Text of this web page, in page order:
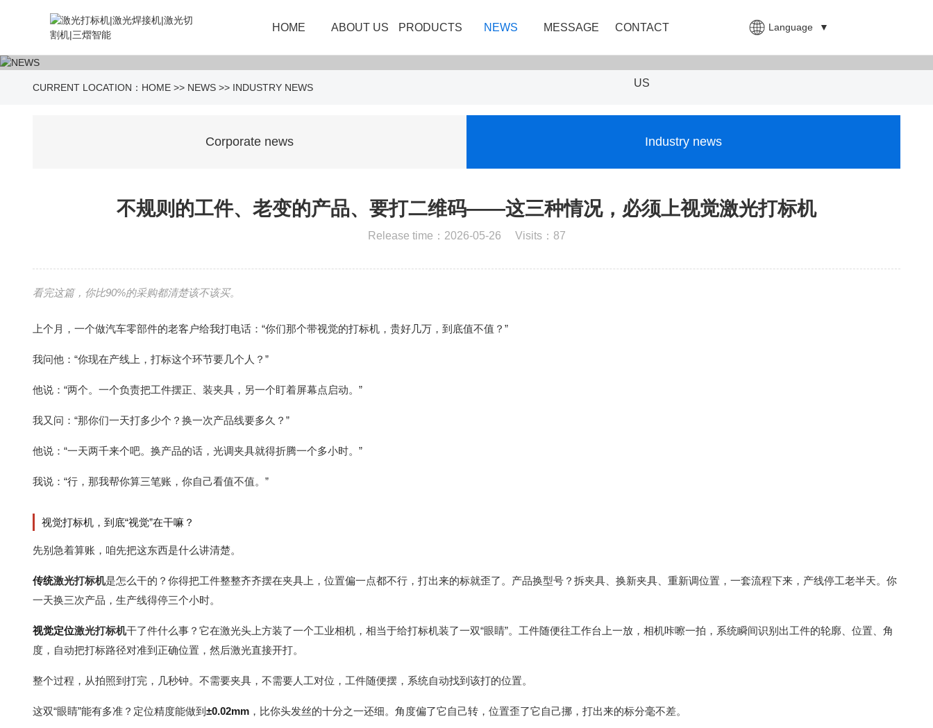
HOME ABOUT US PRODUCTS NEWS MESSAGE CONTACT
US
Language ▼
CURRENT LOCATION： HOME >> NEWS >> INDUSTRY NEWS
Corporate news Industry news
不规则的工件、老变的产品、要打二维码——这三种情况，必须上视觉激光打标机
Release time：2026-05-26 Visits：87
看完这篇，你比90%的采购都清楚该不该买。
上个月，一个做汽车零部件的老客户给我打电话：“你们那个带视觉的打标机，贵好几万，到底值不值？”
我问他：“你现在产线上，打标这个环节要几个人？”
他说：“两个。一个负责把工件摆正、装夹具，另一个盯着屏幕点启动。”
我又问：“那你们一天打多少个？换一次产品线要多久？”
他说：“一天两千来个吧。换产品的话，光调夹具就得折腾一个多小时。”
我说：“行，那我帮你算三笔账，你自己看值不值。”
视觉打标机，到底“视觉”在干嘛？
先别急着算账，咱先把这东西是什么讲清楚。
传统激光打标机是怎么干的？你得把工件整整齐齐摆在夹具上，位置偏一点都不行，打出来的标就歪了。产品换型号？拆夹具、换新夹具、重新调位置，一套流程下来，产线停工老半天。你
一天换三次产品，生产线得停三个小时。
视觉定位激光打标机干了件什么事？它在激光头上方装了一个工业相机，相当于给打标机装了一双“眼睛”。工件随便往工作台上一放，相机咔嚓一拍，系统瞬间识别出工件的轮廓、位置、角
度，自动把打标路径对准到正确位置，然后激光直接开打。
整个过程，从拍照到打完，几秒钟。不需要夹具，不需要人工对位，工件随便摆，系统自动找到该打的位置。
这双“眼睛”能有多准？定位精度能做到 ±0.02mm ，比你头发丝的十分之一还细。角度偏了它自己转，位置歪了它自己挪，打出来的标分毫不差。